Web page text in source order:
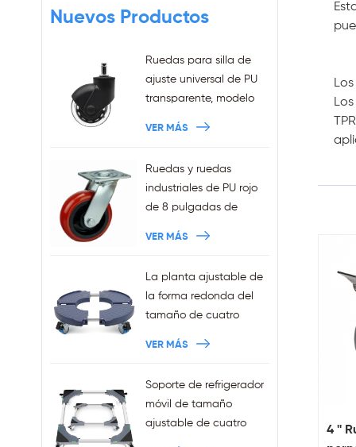
Nuevos Productos
Ruedas para silla de
ajuste universal de PU
transparente, modelo
silla de oficina
enchufables, ventas al
por mayor
VER MÁS
Ruedas y ruedas
industriales de PU rojo
de 8 pulgadas de
VER MÁS
La planta ajustable de
la forma redonda del
tamaño de cuatro
VER MÁS
Soporte de refrigerador
móvil de tamaño
ajustable de cuatro
4 ''